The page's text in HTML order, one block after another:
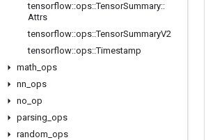
tensorflow::ops::TensorSummary::
Attrs
tensorflow::ops::TensorSummaryV2
tensorflow::ops::Timestamp
math ops
nn ops
no op
parsing ops
random ops